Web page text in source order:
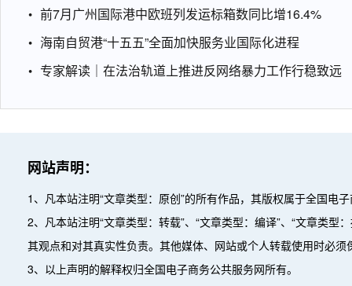
前7月广州国际港中欧班列发运标箱数同比增16.4%
海南自贸港“十五五”全面加快服务业国际化进程
专家解读｜在法治轨道上推进反网络暴力工作行稳致远
网站声明：
1、凡本站注明“文章类型：原创”的所有作品，其版权属于全国电
2、凡本站注明“文章类型：转载”、“文章类型：编译”、“文章类
其观点和对其真实性负责。其他媒体、网站或个人转载使用时必
3、以上声明的解释权归全国电子商务公共服务网所有。